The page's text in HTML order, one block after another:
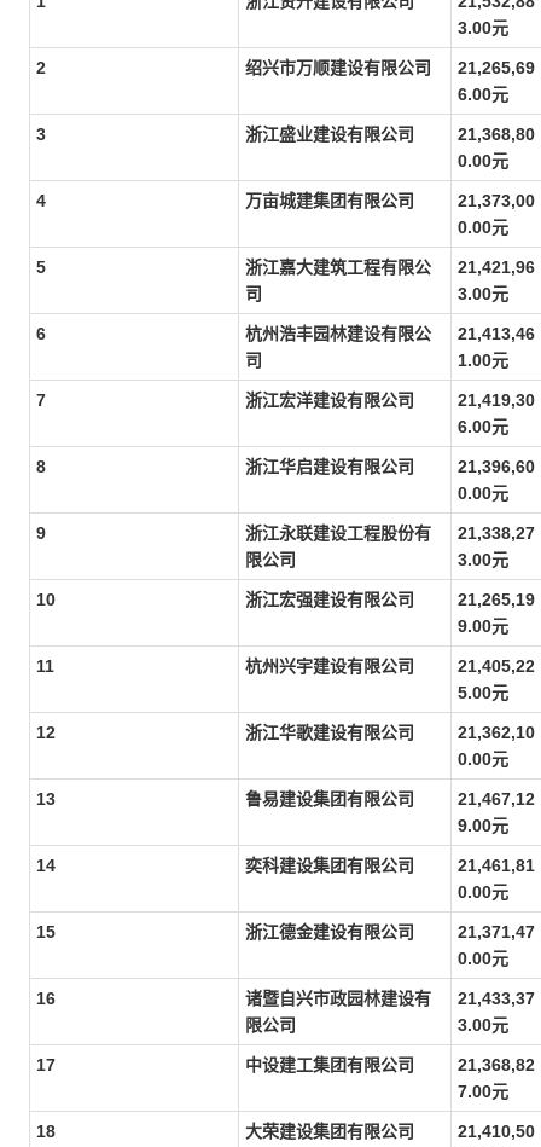
3.00元
2 绍兴市万顺建设有限公司
21,265,69
6.00元
3 浙江盛业建设有限公司
21,368,80
0.00元
4 万亩城建集团有限公司
21,373,00
0.00元
5
浙江嘉大建筑工程有限公
司
21,421,96
3.00元
6
杭州浩丰园林建设有限公
司
21,413,46
1.00元
7 浙江宏洋建设有限公司
21,419,30
6.00元
8 浙江华启建设有限公司
21,396,60
0.00元
9
浙江永联建设工程股份有
限公司
21,338,27
3.00元
10 浙江宏强建设有限公司
21,265,19
9.00元
11 杭州兴宇建设有限公司
21,405,22
5.00元
12 浙江华歌建设有限公司
21,362,10
0.00元
13 鲁易建设集团有限公司
21,467,12
9.00元
14 奕科建设集团有限公司
21,461,81
0.00元
15 浙江德金建设有限公司
21,371,47
0.00元
16
诸暨自兴市政园林建设有
限公司
21,433,37
3.00元
17 中设建工集团有限公司
21,368,82
7.00元
18 大荣建设集团有限公司
21,410,50